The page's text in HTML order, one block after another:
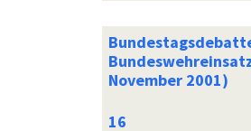
November 2001)